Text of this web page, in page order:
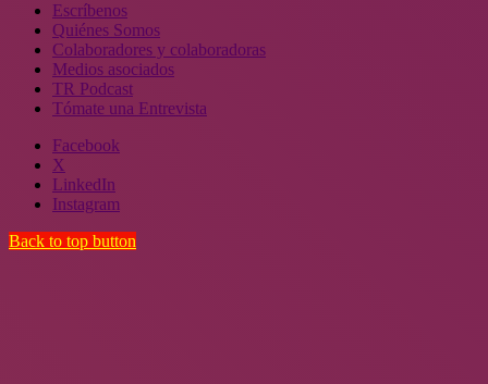
Escríbenos
Quiénes Somos
Colaboradores y colaboradoras
Medios asociados
TR Podcast
Tómate una Entrevista
Facebook
X
LinkedIn
Instagram
Back to top button